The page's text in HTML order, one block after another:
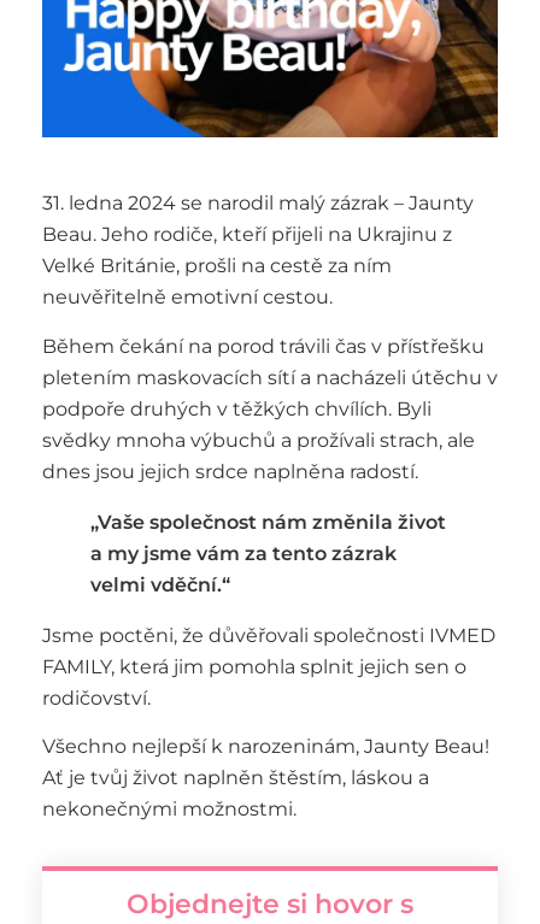
31. ledna 2024 se narodil malý zázrak – Jaunty
Beau. Jeho rodiče, kteří přijeli na Ukrajinu z
Velké Británie, prošli na cestě za ním
neuvěřitelně emotivní cestou.
Během čekání na porod trávili čas v přístřešku
pletením maskovacích sítí a nacházeli útěchu v
podpoře druhých v těžkých chvílích. Byli
svědky mnoha výbuchů a prožívali strach, ale
dnes jsou jejich srdce naplněna radostí.
„Vaše společnost nám změnila život
a my jsme vám za tento zázrak
velmi vděční.“
Jsme poctěni, že důvěřovali společnosti IVMED
FAMILY, která jim pomohla splnit jejich sen o
rodičovství.
Všechno nejlepší k narozeninám, Jaunty Beau!
Ať je tvůj život naplněn štěstím, láskou a
nekonečnými možnostmi.
Objednejte si hovor s